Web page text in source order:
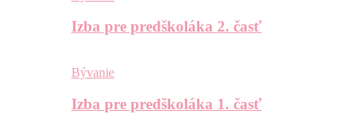
Izba pre predškoláka 2. časť
Bývanie
Izba pre predškoláka 1. časť